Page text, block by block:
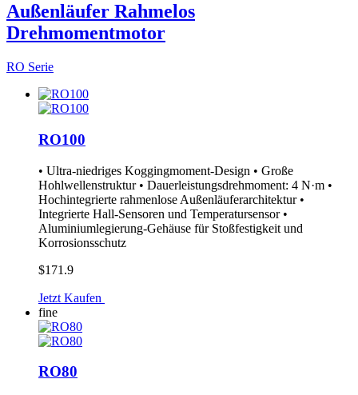
Außenläufer Rahmelos
Drehmomentmotor
RO Serie
RO100
• Ultra-niedriges Koggingmoment-Design • Große
Hohlwellenstruktur • Dauerleistungsdrehmoment: 4 N·m •
Hochintegrierte rahmenlose Außenläuferarchitektur •
Integrierte Hall-Sensoren und Temperatursensor •
Aluminiumlegierung-Gehäuse für Stoßfestigkeit und
Korrosionsschutz
$171.9
Jetzt Kaufen
fine
RO80